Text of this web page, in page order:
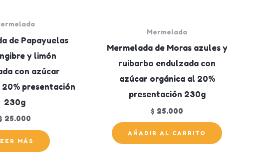
de Papayuelas
y limón
con azúcar
presentación
230g
25.000
MÁS
Mermelada
Mermelada de Moras azules y
ruibarbo endulzada con
azúcar orgánica al 20%
presentación 230g
$ 25.000
AÑADIR AL CARRITO